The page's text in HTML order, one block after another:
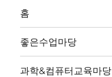
홈
좋은수업마당
과학&컴퓨터교육마당